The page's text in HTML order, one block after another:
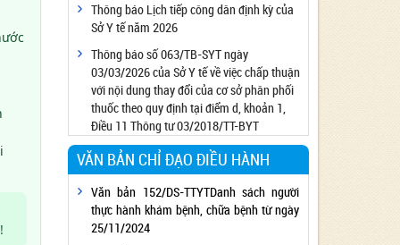
Cơ sở thẩm mỹ đủ điều kiện hoạt động
Thông báo Lịch tiếp công dân định kỳ của
Sở Y tế năm 2026
Thông báo số 063/TB-SYT ngày
03/03/2026 của Sở Y tế về việc chấp thuận
với nội dung thay đổi của cơ sở phân phối
thuốc theo quy định tại điểm d, khoản 1,
Điều 11 Thông tư 03/2018/TT-BYT
VĂN BẢN CHỈ ĐẠO ĐIỀU HÀNH
Văn bản 152/DS-TTYTDanh sách người
thực hành khám bệnh, chữa bệnh từ ngày
25/11/2024